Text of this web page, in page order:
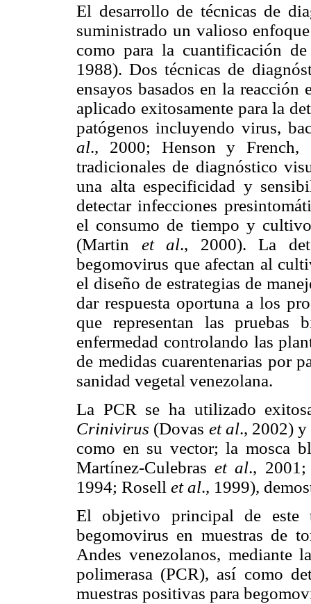
El desarrollo de técnicas de
suministrado un valioso
como para la cuantificación
1988). Dos técnicas de
ensayos basados en la reacción
aplicado exitosamente para la
patógenos incluyendo virus,
al., 2000; Henson y French,
tradicionales de diagnóstico
una alta especificidad y
detectar infecciones
el consumo de tiempo y
(Martin et al., 2000). La
begomovirus que afectan al
el diseño de estrategias de
dar respuesta oportuna a los
que representan las pruebas
enfermedad controlando las
de medidas cuarentenarias por
sanidad vegetal venezolana.
La PCR se ha utilizado
Crinivirus (Dovas et al., 2002) y
como en su vector; la mosca
Martínez-Culebraset al.,
1994; Rosell et al., 1999),
El objetivo principal de este
begomovirus en muestras de
Andes venezolanos, mediante
polimerasa (PCR), así como
muestras positivas para